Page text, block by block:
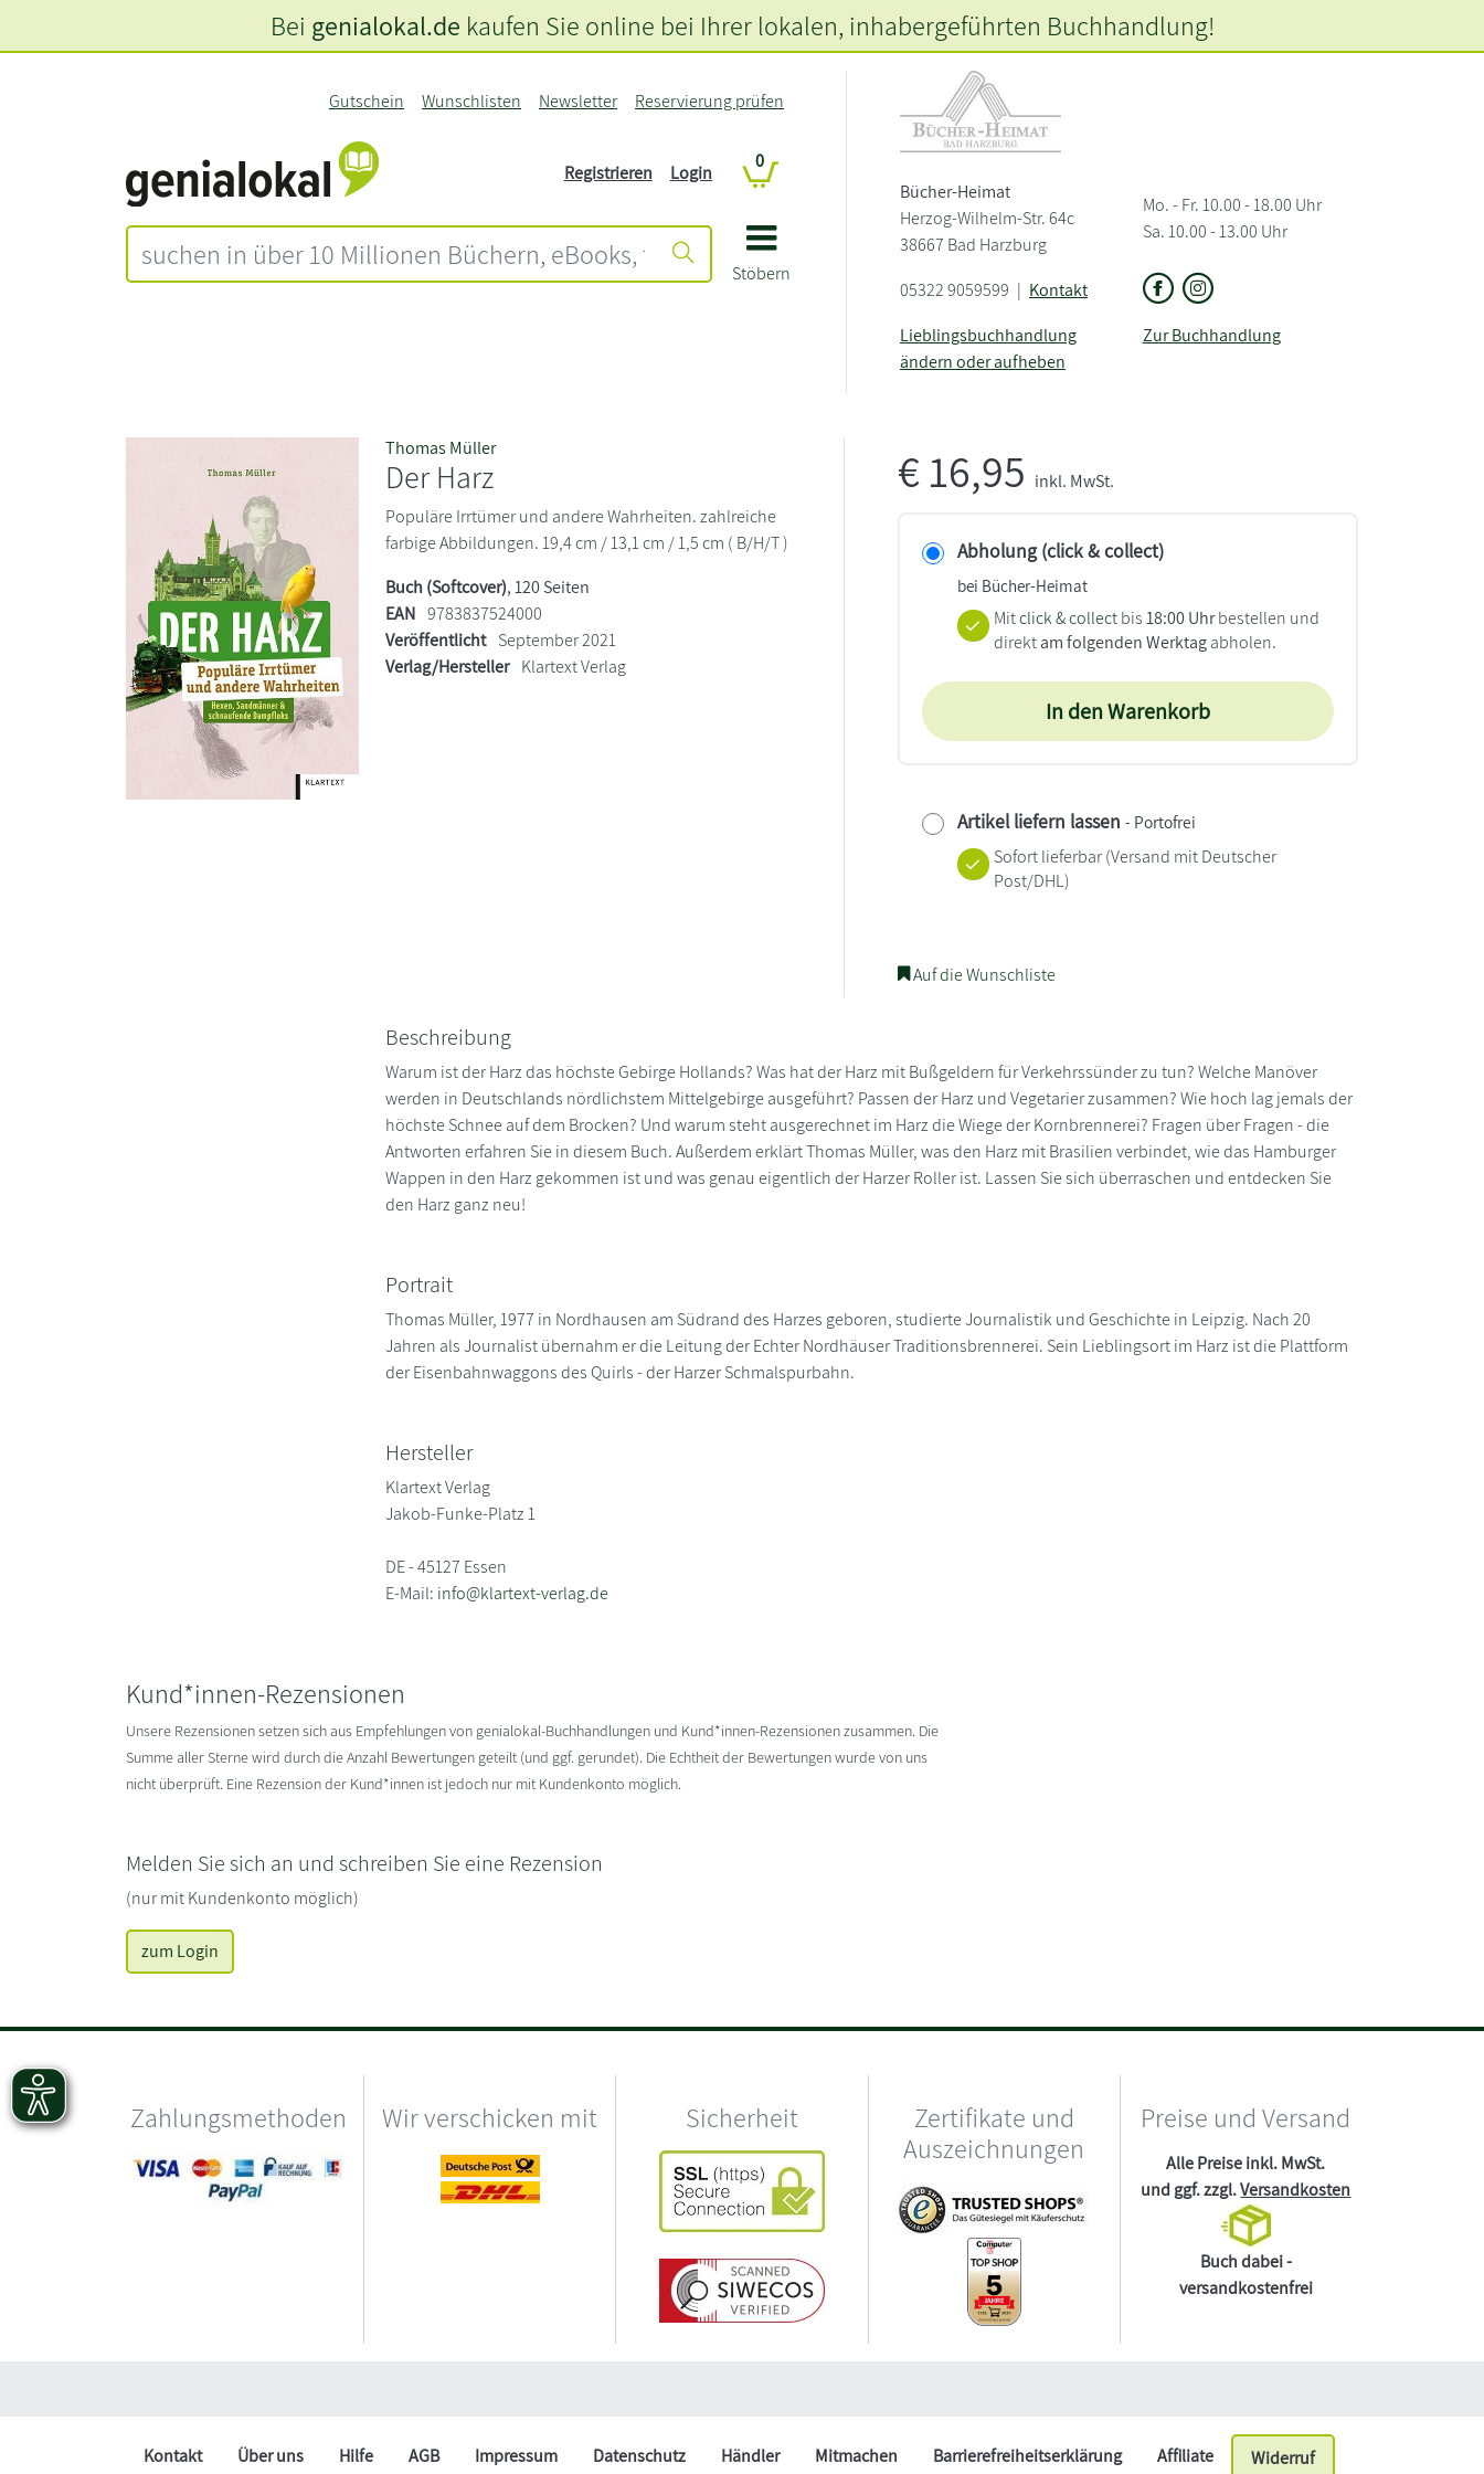
Stöbern
Gutschein Wunschlisten Newsletter Reservierung prüfen
Registrieren Login
0
Bücher-Heimat
Herzog-Wilhelm-Str. 64c
38667 Bad Harzburg
Mo. - Fr. 10.00 - 18.00 Uhr
Sa. 10.00 - 13.00 Uhr
05322 9059599 | Kontakt
Lieblingsbuchhandlung
ändern oder aufheben
Zur Buchhandlung
Bei genialokal.de kaufen Sie online bei Ihrer lokalen, inhabergeführten Buchhandlung!
Thomas Müller
Der Harz
Populäre Irrtümer und andere Wahrheiten. zahlreiche
farbige Abbildungen. 19,4 cm / 13,1 cm / 1,5 cm ( B/H/T )
Buch (Softcover), 120 Seiten
EAN 9783837524000
Veröffentlicht September 2021
Verlag/Hersteller Klartext Verlag
€16,95 inkl. MwSt.
Abholung (click & collect)
bei Bücher-Heimat
Mitclick & collect bis18:00 Uhrbestellen und
direktam folgenden Werktagabholen.
In den Warenkorb
Artikel liefern lassen - Portofrei
Sofort lieferbar(Versand mit Deutscher
Post/DHL)
Auf die Wunschliste
Beschreibung
Warum ist der Harz das höchste Gebirge Hollands? Was hat der Harz mit Bußgeldern für Verkehrssünder zu tun? Welche Manöver
werden in Deutschlands nördlichstem Mittelgebirge ausgeführt? Passen der Harz und Vegetarier zusammen? Wie hoch lag jemals der
höchste Schnee auf dem Brocken? Und warum steht ausgerechnet im Harz die Wiege der Kornbrennerei? Fragen über Fragen - die
Antworten erfahren Sie in diesem Buch. Außerdem erklärt Thomas Müller, was den Harz mit Brasilien verbindet, wie das Hamburger
Wappen in den Harz gekommen ist und was genau eigentlich der Harzer Roller ist. Lassen Sie sich überraschen und entdecken Sie
den Harz ganz neu!
Portrait
Thomas Müller, 1977 in Nordhausen am Südrand des Harzes geboren, studierte Journalistik und Geschichte in Leipzig. Nach 20
Jahren als Journalist übernahm er die Leitung der Echter Nordhäuser Traditionsbrennerei. Sein Lieblingsort im Harz ist die Plattform
der Eisenbahnwaggons des Quirls - der Harzer Schmalspurbahn.
Hersteller
Klartext Verlag
Jakob-Funke-Platz 1
DE - 45127 Essen
E-Mail: info@klartext-verlag.de
Kund*innen-Rezensionen
Unsere Rezensionen setzen sich aus Empfehlungen von genialokal-Buchhandlungen und Kund*innen-Rezensionen zusammen. Die
Summe aller Sterne wird durch die Anzahl Bewertungen geteilt (und ggf. gerundet). Die Echtheit der Bewertungen wurde von uns
nicht überprüft. Eine Rezension der Kund*innen ist jedoch nur mit Kundenkonto möglich.
Melden Sie sich an und schreiben Sie eine Rezension
(nur mit Kundenkonto möglich)
zum Login
Zahlungsmethoden Wir verschicken mit Sicherheit
Zertifikate und
Auszeichnungen
Preise und Versand
Alle Preise inkl. MwSt.
und ggf. zzgl.Versandkosten
Buch dabei -
versandkostenfrei
Kontakt Über uns Hilfe AGB Impressum Datenschutz Händler Mitmachen Barrierefreiheitserklärung Affiliate Widerruf